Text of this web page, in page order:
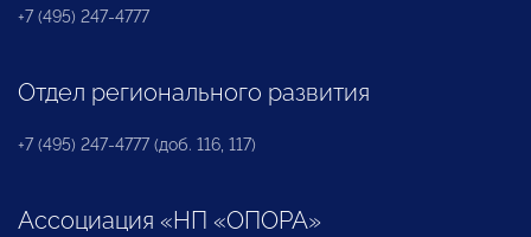
+7 (495) 247-4777
Отдел регионального развития
+7 (495) 247-4777 (доб. 116, 117)
Ассоциация «НП «ОПОРА»